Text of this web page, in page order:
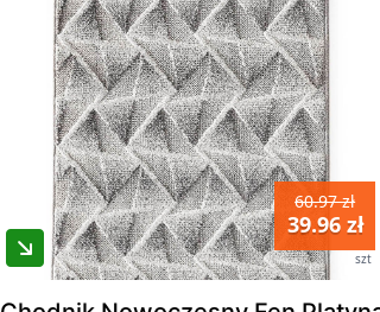
60.97 zł
39.96 zł
szt